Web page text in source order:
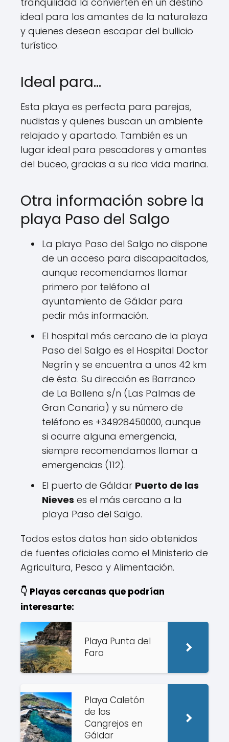
ideal para los amantes de la naturaleza
y quienes desean escapar del bullicio
turístico.
Ideal para…
Esta playa es perfecta para parejas,
nudistas y quienes buscan un ambiente
relajado y apartado. También es un
lugar ideal para pescadores y amantes
del buceo, gracias a su rica vida marina.
Otra información sobre la
playa Paso del Salgo
La playa Paso del Salgo no dispone
de un acceso para discapacitados,
aunque recomendamos llamar
primero por teléfono al
ayuntamiento de Gáldar para
pedir más información.
El hospital más cercano de la playa
Paso del Salgo es el Hospital Doctor
Negrín y se encuentra a unos 42 km
de ésta. Su dirección es Barranco
de La Ballena s/n (Las Palmas de
Gran Canaria) y su número de
teléfono es +34928450000, aunque
si ocurre alguna emergencia,
siempre recomendamos llamar a
emergencias (112).
El puerto de Gáldar Puerto de las
Nieves es el más cercano a la
playa Paso del Salgo.
Todos estos datos han sido obtenidos
de fuentes oficiales como el Ministerio de
Agricultura, Pesca y Alimentación.
👇 Playas cercanas que podrían
interesarte:
Playa Punta del
Faro
Playa Caletón
de los
Cangrejos en
Gáldar